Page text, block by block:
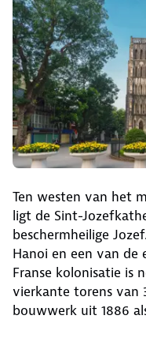
Ten westen van het
ligt de Sint-
beschermheilige
Hanoi en een van de
Franse kolonisatie is
vierkante torens van
bouwwerk uit 1886